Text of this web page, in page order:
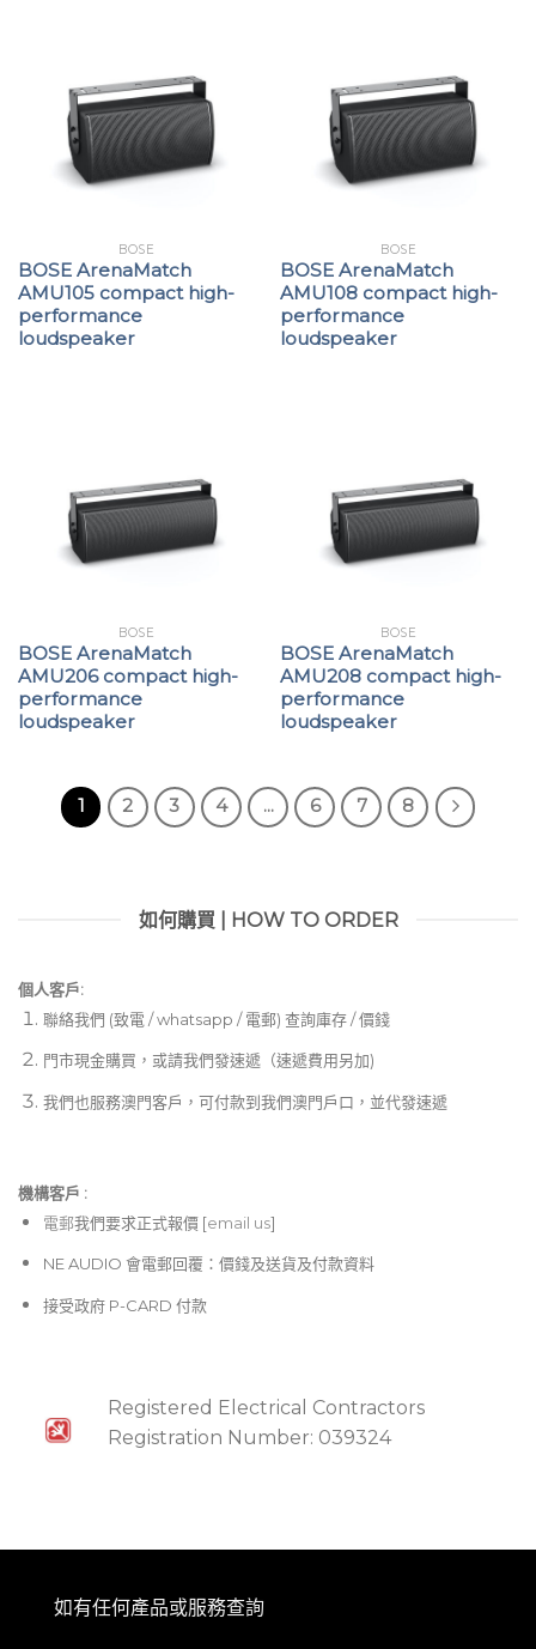
BOSE
BOSE ArenaMatch
AMU105 compact high-
performance
loudspeaker
BOSE
BOSE ArenaMatch
AMU108 compact high-
performance
loudspeaker
BOSE
BOSE ArenaMatch
AMU206 compact high-
performance
loudspeaker
BOSE
BOSE ArenaMatch
AMU208 compact high-
performance
loudspeaker
1 2 3 4 ... 6 7 8
如何購買 | HOW TO ORDER
個人客戶:
聯絡我們 (致電 / whatsapp / 電郵) 查詢庫存 / 價錢
門市現金購買，或請我們發速遞（速遞費用另加)
我們也服務澳門客戶，可付款到我們澳門戶口，並代發速遞
機構客戶 :​
電郵我們要求正式報價 [email us]
NE AUDIO 會電郵回覆：價錢及送貨及付款資料
接受政府 P-CARD 付款
Registered Electrical Contractors
Registration Number: 039324
如有任何產品或服務查詢